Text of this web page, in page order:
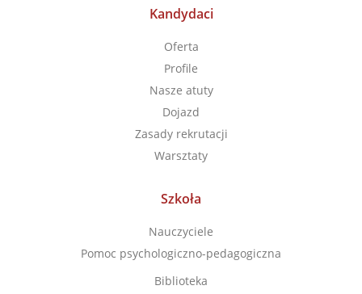
Kandydaci
Oferta
Profile
Nasze atuty
Dojazd
Zasady rekrutacji
Warsztaty
Szkoła
Nauczyciele
Pomoc psychologiczno-pedagogiczna
Biblioteka